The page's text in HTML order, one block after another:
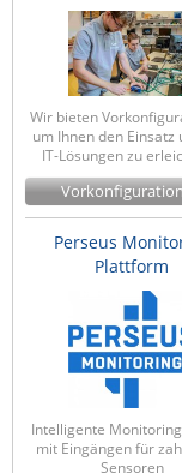
Wir bieten
um Ihnen den Einsatz
IT-Lösungen zu
Perseus
Plattform
Intelligente
mit Eingängen für
Sensoren